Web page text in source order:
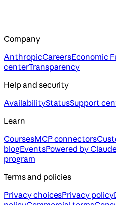
Company
AnthropicCareersEconomic
centerTransparency
Help and security
AvailabilityStatusSupport
Learn
CoursesMCP connectors
blogEventsPowered by Claude
program
Terms and policies
Privacy choicesPrivacy policy